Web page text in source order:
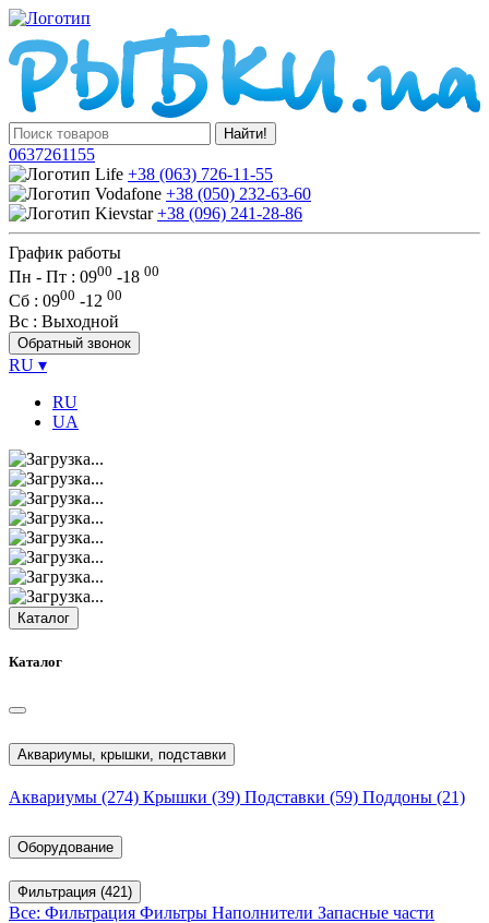
Найти!
0637261155
+38 (063) 726-11-55
+38 (050) 232-63-60
+38 (096) 241-28-86
График работы
Пн - Пт : 0900 -18 00
Сб : 0900 -12 00
Вс : Выходной
Обратный звонок
RU ▾
RU
UA
Каталог
Каталог
Аквариумы, крышки, подставки
Аквариумы (274) Крышки (39) Подставки (59) Поддоны (21)
Оборудование
Фильтрация (421)
Все: Фильтрация Фильтры Наполнители Запасные части